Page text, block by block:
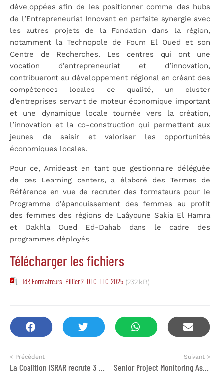
développées afin de les positionner comme des hubs
de l’Entrepreneuriat Innovant en parfaite synergie avec
les autres projets de la Fondation dans la région,
notamment la Technopole de Foum El Oued et son
Centre de Recherches. Les centres qui ont une
vocation d’entrepreneuriat et d’innovation,
contribueront au développement régional en créant des
compétences locales de qualité, un cluster
d’entreprises servant de moteur économique important
et une dynamique locale tournée vers la création,
l’innovation et la co-construction qui permettent aux
jeunes de saisir et valoriser les opportunités
économiques locales.
Pour ce, Amideast en tant que gestionnaire déléguée
de ces Learning centers, a élaboré des Termes de
Référence en vue de recruter des formateurs pour le
Programme d’épanouissement des femmes au profit
des femmes des régions de Laâyoune Sakia El Hamra
et Dakhla Oued Ed-Dahab dans le cadre des
programmes déployés
Télécharger les fichiers
TdR Formatreurs_Pillier 2_DLC-LLC-2025 (232 kB)
< Précédent Suivant >
Senior Project Monitoring Associate